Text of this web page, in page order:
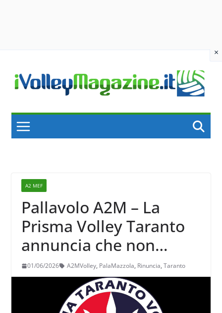
×
content
A2 MEF
Pallavolo A2M – La
Prisma Volley Taranto
annuncia che non
disputerà il prossimo
campionato: ecco
perchè
01/06/2026 A2MVolley, PalaMazzola, Rinuncia, Taranto